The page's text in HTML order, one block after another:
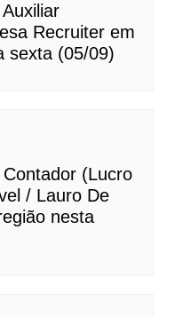
Recruiter em
sexta (05/09)
(Lucro
/ Lauro De
nesta